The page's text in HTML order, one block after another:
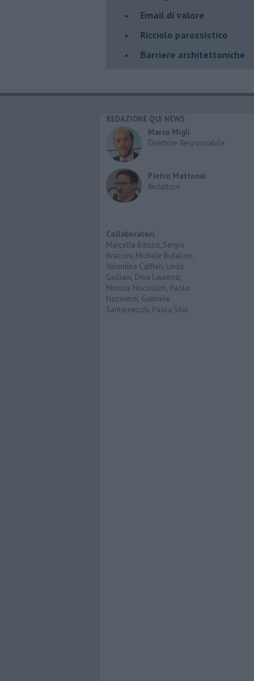
​Email di valore
​Ricciolo parossistico
​Barriere architettoniche
REDAZIONE QUI NEWS
Marco Migli
Direttore Responsabile
Pietro Mattonai
Redattore
Collaboratori
Marcella Bitozzi, Sergio
Braccini, Michele Bufalino,
Valentina Caffieri, Linda
Giuliani, Dina Laurenzi,
Monica Nocciolini, Paolo
Nocentini, Gabriele
Santarnecchi, Paola Silvi.